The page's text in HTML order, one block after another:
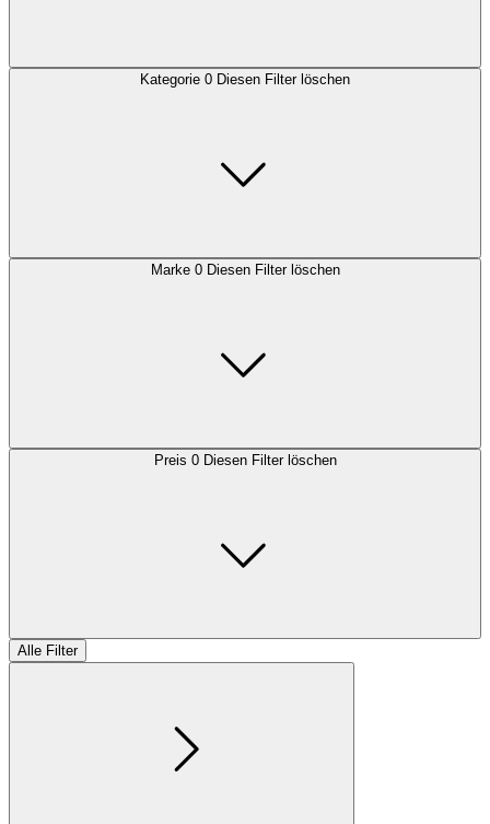
Kategorie 0 Diesen Filter löschen
Marke 0 Diesen Filter löschen
Preis 0 Diesen Filter löschen
Alle Filter